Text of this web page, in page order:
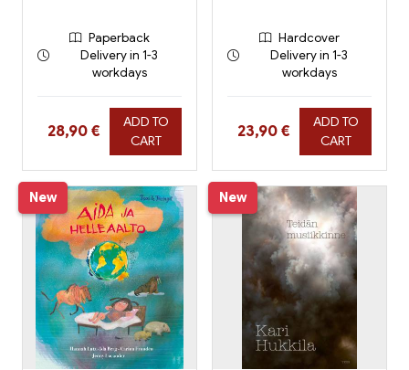
Paperback
Delivery in 1-3
workdays
Hinta nyt
28,90 €
ADD TO
CART
Hardcover
Delivery in 1-3
workdays
Hinta nyt
23,90 €
ADD TO
CART
New New